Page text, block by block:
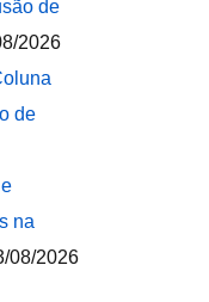
de
2026
de
na
08/2026